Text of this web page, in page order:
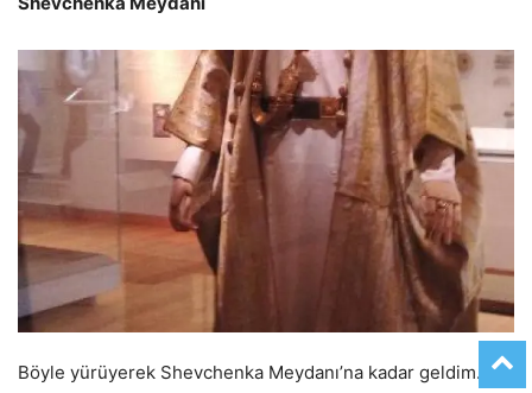
Böyle yürüyerek Shevchenka Meydanı’na kadar geldim.